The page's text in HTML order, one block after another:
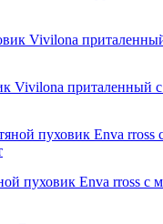
Vivilona приталенный
пуховик Enva rross с